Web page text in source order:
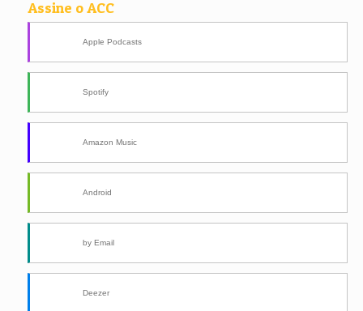
Assine o ACC
Apple Podcasts
Spotify
Amazon Music
Android
by Email
Deezer